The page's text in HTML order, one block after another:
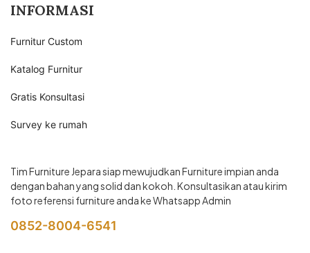
INFORMASI
Furnitur Custom
Katalog Furnitur
Gratis Konsultasi
Survey ke rumah
Tim Furniture Jepara siap mewujudkan Furniture impian anda
dengan bahan yang solid dan kokoh. Konsultasikan atau kirim
foto referensi furniture anda ke Whatsapp Admin
0852-8004-6541